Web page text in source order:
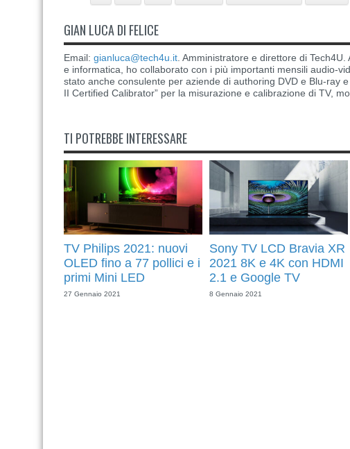
GIAN LUCA DI FELICE
Email: gianluca@tech4u.it . Amministratore e direttore di
e informatica, ho collaborato con i più importanti mensili audio-
stato anche consulente per aziende di authoring DVD e Blu-ray
II Certified Calibrator” per la misurazione e calibrazione di TV,
TI POTREBBE INTERESSARE
TV Philips 2021: nuovi
OLED fino a 77 pollici e i
primi Mini LED
27 Gennaio 2021
Sony TV LCD Bravia XR
2021 8K e 4K con HDMI
2.1 e Google TV
8 Gennaio 2021